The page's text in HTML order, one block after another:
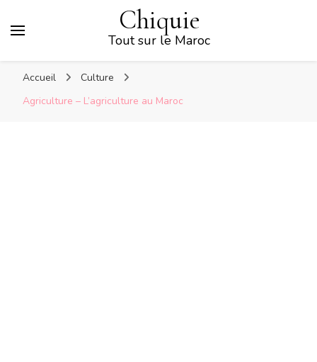
Chiquie
Tout sur le Maroc
Accueil
Culture
Agriculture – L’agriculture au Maroc